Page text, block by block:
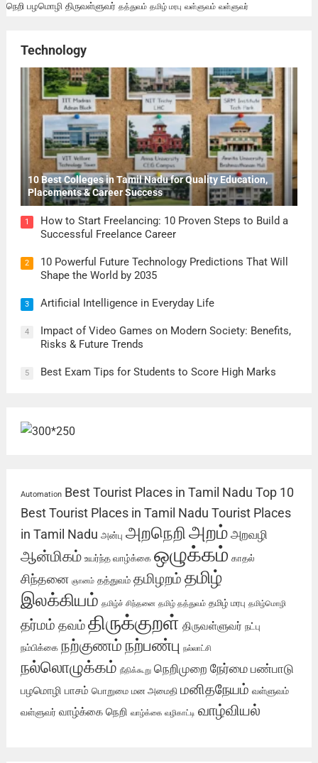
நெறி பழமொழி திருவள்ளுவர் தத்துவம் தமிழ் மரபு வள்ளுவம் வள்ளுவர்
Technology
10 Best Colleges in Tamil Nadu for Quality Education,
Placements & Career Success
1
How to Start Freelancing: 10 Proven Steps to Build a
Successful Freelance Career
2
10 Powerful Future Technology Predictions That Will
Shape the World by 2035
3 Artificial Intelligence in Everyday Life
4
Impact of Video Games on Modern Society: Benefits,
Risks & Future Trends
5 Best Exam Tips for Students to Score High Marks
Automation Best Tourist Places in Tamil Nadu Top 10
Best Tourist Places in Tamil Nadu Tourist Places
in Tamil Nadu அன்பு அறநெறிஅறம் அறவழி
ஆன்மிகம் உயர்ந்த வாழ்க்கை ஒழுக்கம் காதல்
சிந்தனை ஞானம் தத்துவம் தமிழறம் தமிழ்
இலக்கியம் தமிழ்ச் சிந்தனை தமிழ் தத்துவம் தமிழ் மரபு தமிழ்மொழி
தர்மம் தவம்திருக்குறள் திருவள்ளுவர் நட்பு
நம்பிக்கை நற்குணம் நற்பண்பு நல்லாட்சி
நல்லொழுக்கம் நீதிக்கூறு நெறிமுறை நேர்மை பண்பாடு
பழமொழி பாசம் பொறுமை மன அமைதி மனிதநேயம் வள்ளுவம்
வள்ளுவர் வாழ்க்கை நெறி வாழ்க்கை வழிகாட்டி வாழ்வியல்